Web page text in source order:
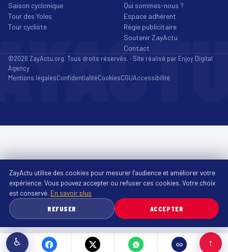
Saison cyclonique
Tour des Yoles
Tour cycliste
Qui sommes-nous ?
Espace adhérent
Régie publicitaire
Soutenir ZayActu
Contact
©2026 ZayActu.org. Tous droits réservés. · Site réalisé par Enjoy Digital
Agency
Mentions légalesConfidentialitéCookiesCGUAccessibilité
♿ ↑
ZayActu utilise des cookies pour mesurer l’audience et améliorer votre
expérience. Vous pouvez accepter ou refuser ces cookies. Votre choix
est conservé. En savoir plus
REFUSER
ACCEPTER